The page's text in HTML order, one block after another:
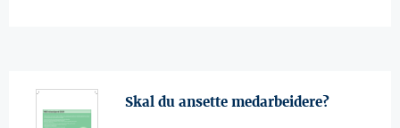
Skal du ansette medarbeidere?